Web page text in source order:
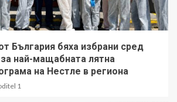
България бяха избрани сред
най-мащабната лятна
на Нестле в региона
1